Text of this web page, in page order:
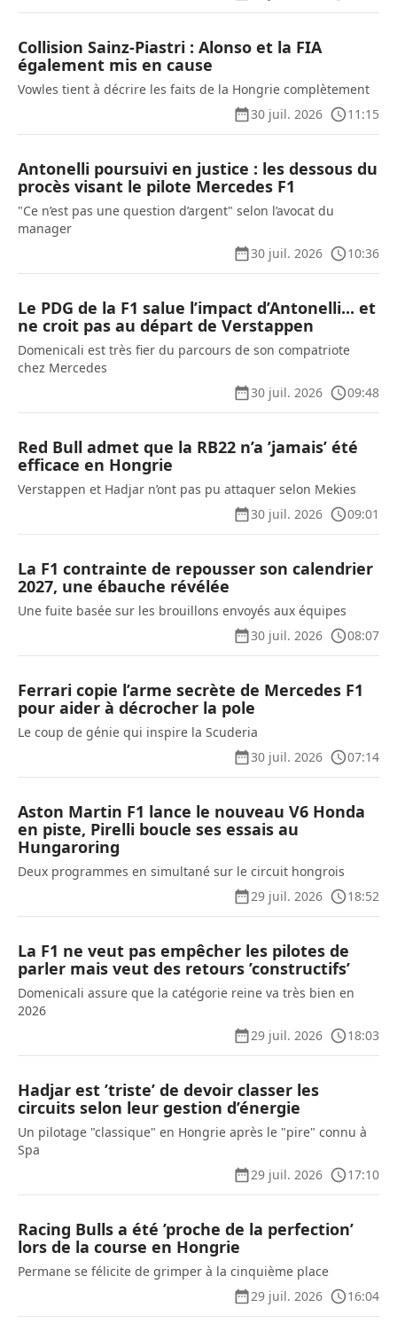
Collision Sainz-Piastri : Alonso et la FIA
également mis en cause
Vowles tient à décrire les faits de la Hongrie complètement
30 juil. 2026
11:15
Antonelli poursuivi en justice : les dessous du
procès visant le pilote Mercedes F1
"Ce n’est pas une question d’argent" selon l’avocat du
manager
30 juil. 2026
10:36
Le PDG de la F1 salue l’impact d’Antonelli... et
ne croit pas au départ de Verstappen
Domenicali est très fier du parcours de son compatriote
chez Mercedes
30 juil. 2026
09:48
Red Bull admet que la RB22 n’a ’jamais’ été
efficace en Hongrie
Verstappen et Hadjar n’ont pas pu attaquer selon Mekies
30 juil. 2026
09:01
La F1 contrainte de repousser son calendrier
2027, une ébauche révélée
Une fuite basée sur les brouillons envoyés aux équipes
30 juil. 2026
08:07
Ferrari copie l’arme secrète de Mercedes F1
pour aider à décrocher la pole
Le coup de génie qui inspire la Scuderia
30 juil. 2026
07:14
Aston Martin F1 lance le nouveau V6 Honda
en piste, Pirelli boucle ses essais au
Hungaroring
Deux programmes en simultané sur le circuit hongrois
29 juil. 2026
18:52
La F1 ne veut pas empêcher les pilotes de
parler mais veut des retours ’constructifs’
Domenicali assure que la catégorie reine va très bien en
2026
29 juil. 2026
18:03
Hadjar est ’triste’ de devoir classer les
circuits selon leur gestion d’énergie
Un pilotage "classique" en Hongrie après le "pire" connu à
Spa
29 juil. 2026
17:10
Racing Bulls a été ’proche de la perfection’
lors de la course en Hongrie
Permane se félicite de grimper à la cinquième place
29 juil. 2026
16:04